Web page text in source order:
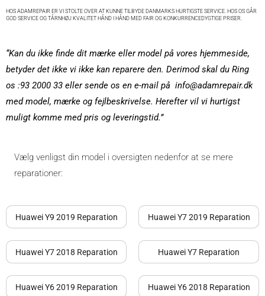
HOS ADAMREPAIR ER VI STOLTE OVER AT KUNNE TILBYDE DANMARKS HURTIGSTE SERVICE. HOS OS GÅR
GOD SERVICE OG TÅRNHØJ KVALITET HÅND I HÅND MED FAIR OG KONKURRENCEDYGTIGE PRISER.
“Kan du ikke finde dit mærke eller model på vores hjemmeside,
betyder det ikke vi ikke kan reparere den. Derimod skal du Ring
os :93 2000 33 eller sende os en e-mail på info@adamrepair.dk
med model, mærke og fejlbeskrivelse. Herefter vil vi hurtigst
muligt komme med pris og leveringstid.”
Vælg venligst din model i oversigten nedenfor at se mere
reparationer:
Huawei Y9 2019 Reparation Huawei Y7 2019 Reparation
Huawei Y7 2018 Reparation Huawei Y7 Reparation
Huawei Y6 2019 Reparation Huawei Y6 2018 Reparation